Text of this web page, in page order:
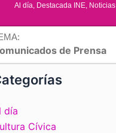
Al día Destacada INE Noticias
de Prensa
día
Cívica